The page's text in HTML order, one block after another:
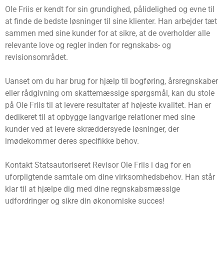
Ole Friis er kendt for sin grundighed, pålidelighed og evne til
at finde de bedste løsninger til sine klienter. Han arbejder tæt
sammen med sine kunder for at sikre, at de overholder alle
relevante love og regler inden for regnskabs- og
revisionsområdet.
Uanset om du har brug for hjælp til bogføring, årsregnskaber
eller rådgivning om skattemæssige spørgsmål, kan du stole
på Ole Friis til at levere resultater af højeste kvalitet. Han er
dedikeret til at opbygge langvarige relationer med sine
kunder ved at levere skræddersyede løsninger, der
imødekommer deres specifikke behov.
Kontakt Statsautoriseret Revisor Ole Friis i dag for en
uforpligtende samtale om dine virksomhedsbehov. Han står
klar til at hjælpe dig med dine regnskabsmæssige
udfordringer og sikre din økonomiske succes!